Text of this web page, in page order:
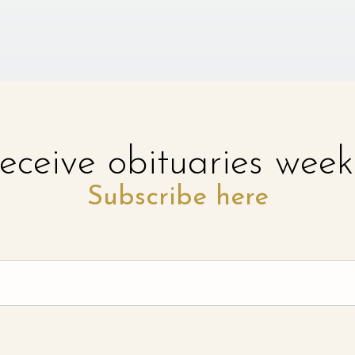
obituaries
Subscribe here